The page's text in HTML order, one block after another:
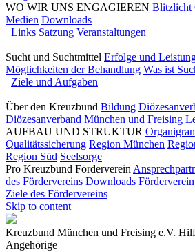
WO WIR UNS ENGAGIEREN Blitzlicht
Medien Downloads
Links Satzung Veranstaltungen
Sucht und Suchtmittel Erfolge und
Möglichkeiten der Behandlung Was ist
Ziele und Aufgaben
Über den Kreuzbund Bildung
Diözesanverband München und Freising
AUFBAU UND STRUKTUR
Qualitätssicherung Region München
Region Süd Seelsorge
Pro Kreuzbund Förderverein
des Fördervereins Downloads Förderverein
Ziele des Fördervereins
Skip to content
Kreuzbund München und Freising e.V.
Angehörige